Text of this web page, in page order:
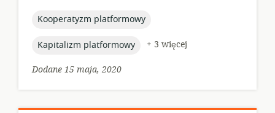
topic:
Kooperatyzm platformowy
topic:
Kapitalizm platformowy
+ 3 więcej
Dodane 15 maja, 2020